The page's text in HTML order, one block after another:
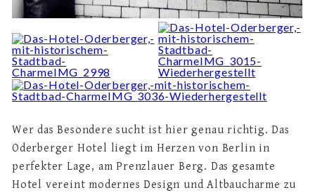
Wer das Besondere sucht ist hier genau richtig. Das
Oderberger Hotel liegt im Herzen von Berlin in
perfekter Lage, am Prenzlauer Berg. Das gesamte
Hotel vereint modernes Design und Altbaucharme zu